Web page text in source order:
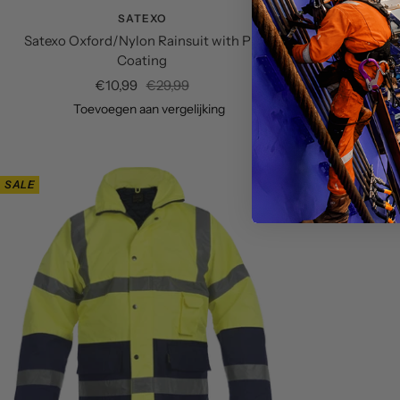
SATEXO
Satexo Oxford/Nylon Rainsuit with PU
Coating
Verkoopprijs
€10,99 Normale
prijs
€29,99
Toevoegen aan vergelijking
SALE